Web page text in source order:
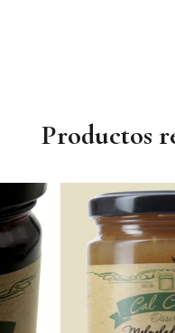
Productos